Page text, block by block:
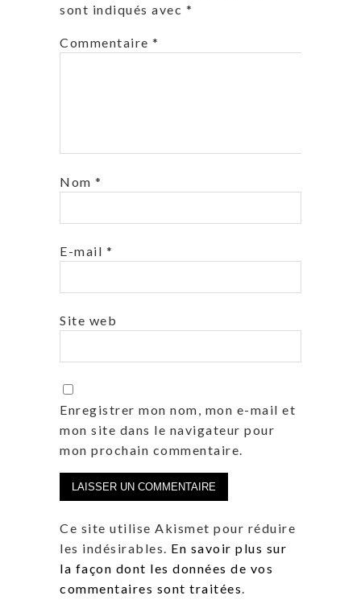
sont indiqués avec *
Commentaire *
Nom *
E-mail *
Site web
Enregistrer mon nom, mon e-mail et
mon site dans le navigateur pour
mon prochain commentaire.
Ce site utilise Akismet pour réduire
les indésirables. En savoir plus sur
la façon dont les données de vos
commentaires sont traitées.